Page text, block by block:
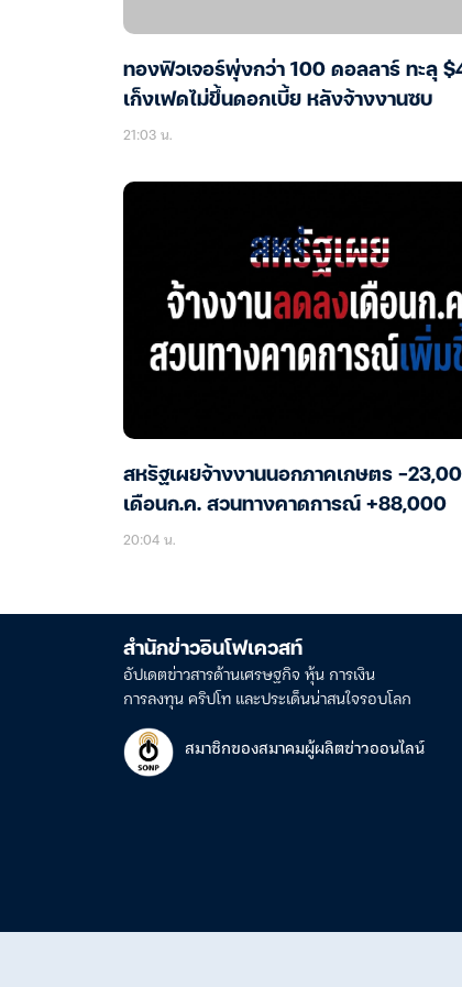
ทองฟิวเจอร์พุ่งกว่า 100 ดอลลาร์ ทะลุ
เก็งเฟดไม่ขึ้นดอกเบี้ย หลังจ้างงานซบ
21:03 น.
สหรัฐเผยจ้างงานนอกภาคเกษตร -
เดือนก.ค. สวนทางคาดการณ์ +88,000
20:04 น.
สำนักข่าวอินโฟเควสท์
อัปเดตข่าวสารด้านเศรษฐกิจ หุ้น การเงิน
การลงทุน คริปโท และประเด็นน่าสนใจรอบโลก
สมาชิกของสมาคมผู้ผลิตข่าวออนไลน์